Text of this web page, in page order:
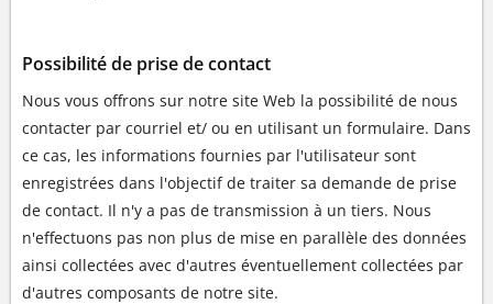
Possibilité de prise de contact
Nous vous offrons sur notre site Web la possibilité de nous
contacter par courriel et/ ou en utilisant un formulaire. Dans
ce cas, les informations fournies par l'utilisateur sont
enregistrées dans l'objectif de traiter sa demande de prise
de contact. Il n'y a pas de transmission à un tiers. Nous
n'effectuons pas non plus de mise en parallèle des données
ainsi collectées avec d'autres éventuellement collectées par
d'autres composants de notre site.